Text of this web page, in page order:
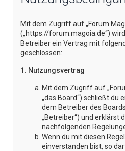
Mit dem Zugriff auf „Forum
(„https://forum.magoia.de“)
Betreiber ein Vertrag mit
geschlossen:
1. Nutzungsvertrag
Mit dem Zugriff auf
„das Board“) schließt du
dem Betreiber des
„Betreiber“) und erklärst
nachfolgenden
Wenn du mit diesen
einverstanden bist, so